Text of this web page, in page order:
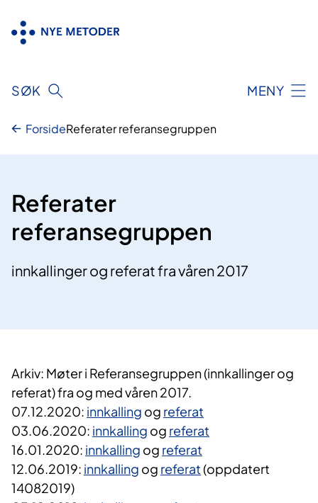
innhold
SØK MENY
ForsideReferater referansegruppen
Referater
referansegruppen
innkallinger og referat fra våren 2017
​Arkiv: Møter i Referansegruppen (innkallinger og
referat) fra og med våren 2017.
07.12.2020: innkalling og referat
03.06.2020: innkalling og referat
16.01.2020: innkalling og referat
12.06.2019: innkalling og referat(oppdatert
14082019)